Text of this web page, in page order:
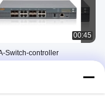
00:45
Switch-controller